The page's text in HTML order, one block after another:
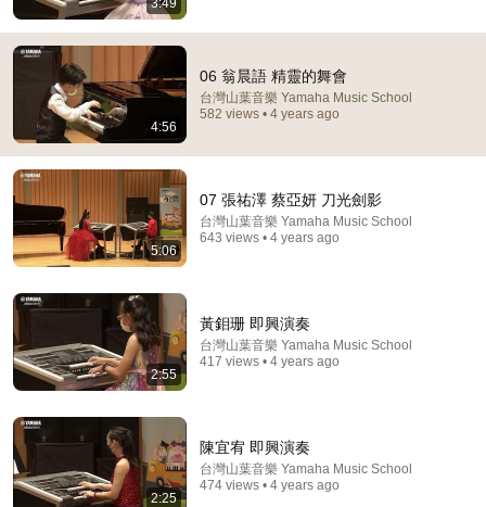
川普邀他進白宮！16歲少年巨浪中死死抓住10歲男
孩，兩分鐘救援為何感動整個美國？ #川普 #救生員 #
美國精神 | 新視野 第2467期 20260731
新視野 New Vision
New 78K views
我得罪了誰？？？ 我們的家遭到入室洗劫，盜賊盜走
了我們家所有的珍藏，現場如核爆過後，警察看過現場
後問我：你得罪了誰？（2026/07/17）
張伯笠談天說地 • 122K views
3:49
4:56
06 翁晨語 精靈的舞會
台灣山葉音樂 Yamaha Music School
582 views • 4 years ago
5:06
07 張祐澤 蔡亞妍 刀光劍影
台灣山葉音樂 Yamaha Music School
643 views • 4 years ago
2:55
黃鉬珊 即興演奏
台灣山葉音樂 Yamaha Music School
417 views • 4 years ago
2:25
陳宜宥 即興演奏
台灣山葉音樂 Yamaha Music School
474 views • 4 years ago